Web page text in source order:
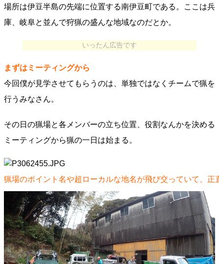
場所は伊豆半島の先端に位置する南伊豆町である。ここは兵
庫、岐阜と並んで狩猟の盛んな地域なのだとか。
いったん広告です
まずはミーティングから
今回僕が見学させてもらうのは、単独ではなくチームで猟を
行うみなさん。
その日の猟場と各メンバーの立ち位置、役割なんかを決める
ミーティングから猟の一日は始まる。
猟場のポイント名や超ローカルな地名が飛び交っていて、